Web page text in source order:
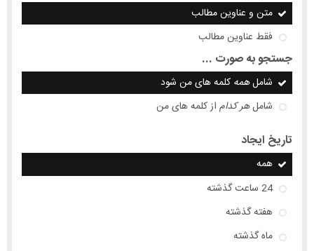
متن و عناوین مطالب
فقط عناوین مطالب
جستجو به صورت ...
شاملهمه کلمه های من شود
شاملهر کدام از کلمه های من
تاریخ ایجاد
همه
24 ساعت گذشته
هفته گذشته
ماه گذشته